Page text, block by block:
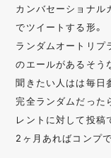
カンバセーショナル
でツイートする形。
ランダムオートリプ
のエールがあるそう
聞きたい人はは毎日
完全ランダムだった
レントに対して投稿
2ヶ月あればコンプ